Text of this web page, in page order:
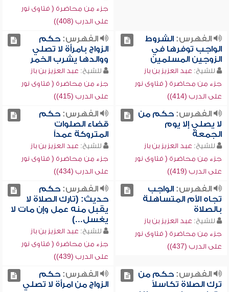
جزء من محاضرة ( فتاوى نور
على الدرب (408))
الفهرس:الشروط
الواجب توفرها في
الزوجين المسلمين
للشيخ: عبد العزيز بن باز
جزء من محاضرة ( فتاوى نور
على الدرب (414))
الفهرس:حكم
الزواج بامرأة لا تصلي
ووالدها يشرب الخمر
للشيخ: عبد العزيز بن باز
جزء من محاضرة ( فتاوى نور
على الدرب (415))
الفهرس:حكم من
لا يصلي إلا يوم
الجمعة
للشيخ: عبد العزيز بن باز
جزء من محاضرة ( فتاوى نور
على الدرب (419))
الفهرس:حكم
قضاء الصلوات
المتروكة عمداً
للشيخ: عبد العزيز بن باز
جزء من محاضرة ( فتاوى نور
على الدرب (434))
الفهرس:الواجب
تجاه الأم المتساهلة
بالصلاة
للشيخ: عبد العزيز بن باز
جزء من محاضرة ( فتاوى نور
على الدرب (437))
الفهرس:حكم
حديث: (تارك الصلاة لا
يقبل منه عمل وإن مات لا
يغسل...)
للشيخ: عبد العزيز بن باز
جزء من محاضرة ( فتاوى نور
على الدرب (439))
الفهرس:حكم من
ترك الصلاة تكاسلاً
الفهرس:حكم
الزواج من امرأة لا تصلي